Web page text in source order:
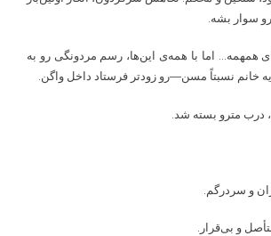
سوار بشه.
همهمه… اما با همه‌ی این‌ها، رسم مردونگی رو به
خانم نسبتاً مسن—رو زودتر فرستاد داخل واگن.
مترو بسته شد.
و سردرگم.
و بی‌قرار.